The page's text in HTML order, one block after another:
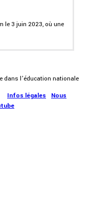
le 3 juin 2023, où une
dans l’éducation nationale
Infos légales
Nous